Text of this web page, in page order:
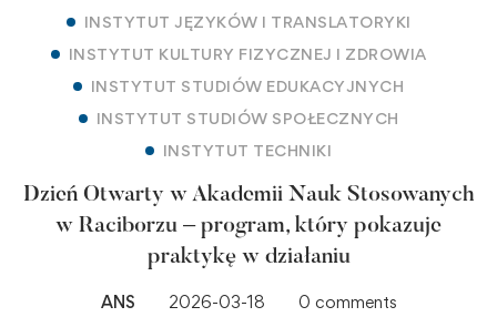
INSTYTUT JĘZYKÓW I TRANSLATORYKI
INSTYTUT KULTURY FIZYCZNEJ I ZDROWIA
INSTYTUT STUDIÓW EDUKACYJNYCH
INSTYTUT STUDIÓW SPOŁECZNYCH
INSTYTUT TECHNIKI
Dzień Otwarty w Akademii Nauk Stosowanych
w Raciborzu – program, który pokazuje
praktykę w działaniu
ANS 2026-03-18 0 comments